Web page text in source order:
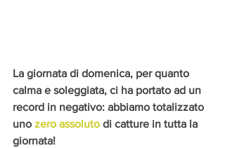
La giornata di domenica, per quanto
calma e soleggiata, ci ha portato ad un
record in negativo: abbiamo totalizzato
uno zero assoluto di catture in tutta la
giornata!